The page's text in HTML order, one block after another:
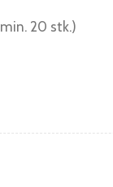
20 stk.)